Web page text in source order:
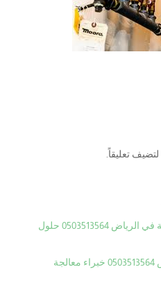
لتضيف تعليقاً.
أفضل خدمات معالجة الخرسانة في الرياض 0503513564 حلول
شركة هبوط الاساسات بالرياض 0503513564 خبراء معالجة